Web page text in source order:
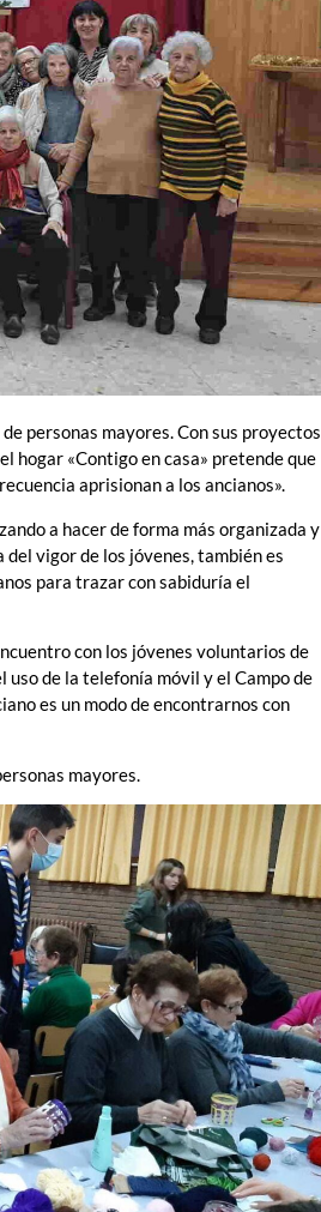
personas mayores. Con sus proyectos
hogar «Contigo en casa» pretende que
aprisionan a los ancianos».
a hacer de forma más organizada y
vigor de los jóvenes, también es
para trazar con sabiduría el
con los jóvenes voluntarios de
de la telefonía móvil y el Campo de
es un modo de encontrarnos con
mayores.